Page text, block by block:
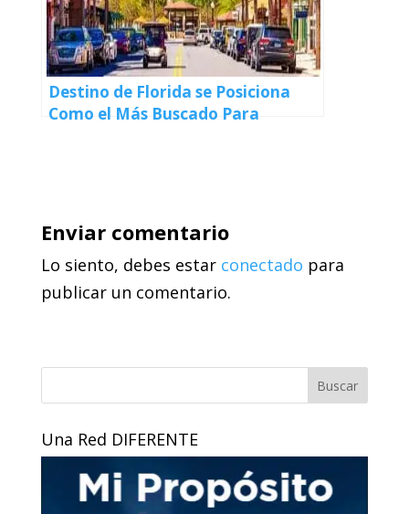
Destino de Florida se Posiciona
Como el Más Buscado Para
Enviar comentario
Lo siento, debes estar conectado para
publicar un comentario.
Buscar
Una Red DIFERENTE